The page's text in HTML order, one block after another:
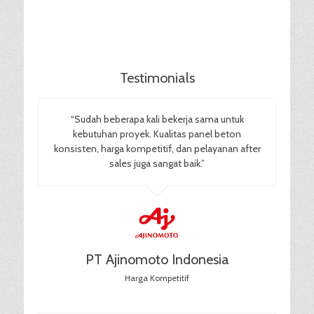
Testimonials
“Sudah beberapa kali bekerja sama untuk
kebutuhan proyek. Kualitas panel beton
konsisten, harga kompetitif, dan pelayanan after
sales juga sangat baik.”
PT Ajinomoto Indonesia
Harga Kompetitif